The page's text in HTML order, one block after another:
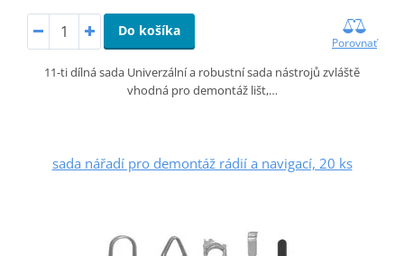
Do košíka
Porovnať
11-ti dílná sada Univerzální a robustní sada nástrojů zvláště
vhodná pro demontáž lišt,…
sada nářadí pro demontáž rádií a navigací, 20 ks